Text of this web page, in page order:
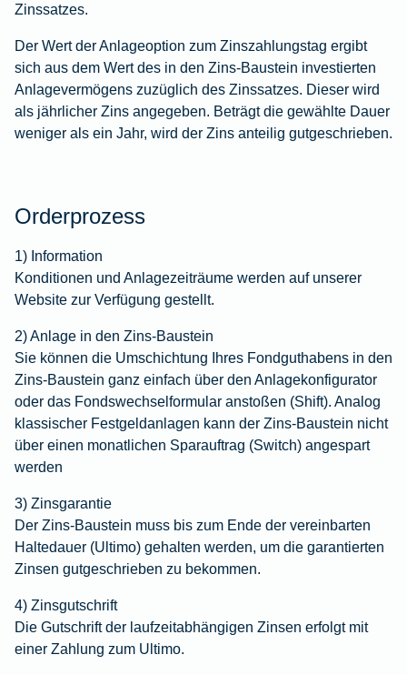
Zinssatzes.
Der Wert der Anlageoption zum Zinszahlungstag ergibt
sich aus dem Wert des in den Zins-Baustein investierten
Anlagevermögens zuzüglich des Zinssatzes. Dieser wird
als jährlicher Zins angegeben. Beträgt die gewählte Dauer
weniger als ein Jahr, wird der Zins anteilig gutgeschrieben.
Orderprozess
1) Information
Konditionen und Anlagezeiträume werden auf unserer
Website zur Verfügung gestellt.
2) Anlage in den Zins-Baustein
Sie können die Umschichtung Ihres Fondguthabens in den
Zins-Baustein ganz einfach über den Anlagekonfigurator
oder das Fondswechselformular anstoßen (Shift). Analog
klassischer Festgeldanlagen kann der Zins-Baustein nicht
über einen monatlichen Sparauftrag (Switch) angespart
werden
3) Zinsgarantie
Der Zins-Baustein muss bis zum Ende der vereinbarten
Haltedauer (Ultimo) gehalten werden, um die garantierten
Zinsen gutgeschrieben zu bekommen.
4) Zinsgutschrift
Die Gutschrift der laufzeitabhängigen Zinsen erfolgt mit
einer Zahlung zum Ultimo.